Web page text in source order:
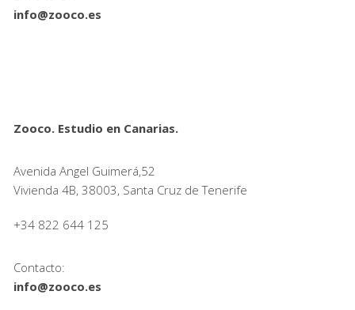
info@zooco.es
Zooco. Estudio en Canarias.
Avenida Angel Guimerá,52
Vivienda 4B, 38003, Santa Cruz de Tenerife
+34 822 644 125
Contacto:
info@zooco.es